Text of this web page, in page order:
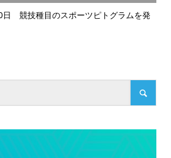
日 競技種目のスポーツピトグラムを発